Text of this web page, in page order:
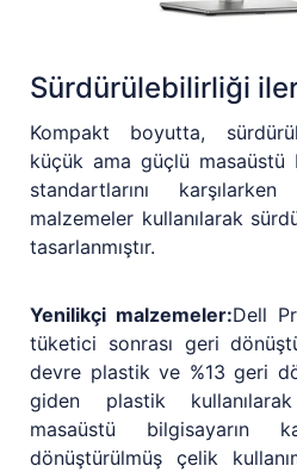
Sürdürülebilirliği
Kompakt boyutta,
küçük ama güçlü masaüstü
standartlarını
malzemeler kullanılarak
tasarlanmıştır.
Yenilikçi malzemeler:Dell
tüketici sonrası geri
devre plastik ve %13 geri
giden plastik
masaüstü bilgisayarın
dönüştürülmüş çelik